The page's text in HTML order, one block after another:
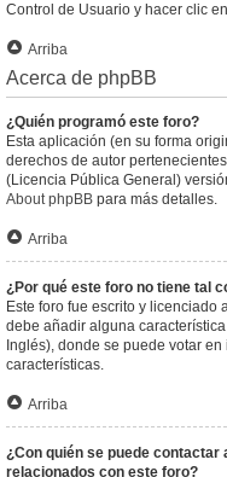
Control de Usuario y hacer clic
Arriba
Acerca de phpBB
¿Quién programó este foro?
Esta aplicación (en su forma
derechos de autor
(Licencia Pública General)
About phpBB para más detalles.
Arriba
¿Por qué este foro no tiene tal
Este foro fue escrito y licenciado
debe añadir alguna
Inglés), donde se puede votar
características.
Arriba
¿Con quién se puede
relacionados con este foro?